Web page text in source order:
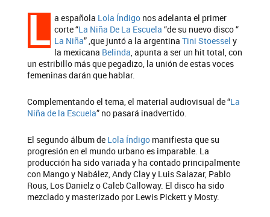
L a española Lola Índigo nos adelanta el primer
corte “La Niña De La Escuela “de su nuevo disco “
La Niña” ,que juntó a la argentina Tini Stoessel y
la mexicana Belinda, apunta a ser un hit total, con
un estribillo más que pegadizo, la unión de estas voces
femeninas darán que hablar.
Complementando el tema, el material audiovisual de “La
Niña de la Escuela” no pasará inadvertido.
El segundo álbum de Lola Índigo manifiesta que su
progresión en el mundo urbano es imparable. La
producción ha sido variada y ha contado principalmente
con Mango y Nabález, Andy Clay y Luis Salazar, Pablo
Rous, Los Danielz o Caleb Calloway. El disco ha sido
mezclado y masterizado por Lewis Pickett y Mosty.